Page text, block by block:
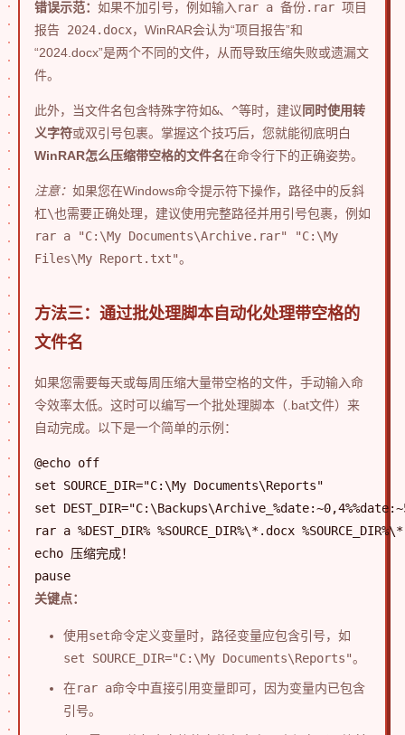
错误示范： 如果不加引号，例如输入 rar a 备份.rar 项目
报告 2024.docx，WinRAR会认为“项目报告”和
“2024.docx”是两个不同的文件，从而导致压缩失败或遗漏文
件。
此外，当文件名包含特殊字符如&、 ^等时，建议同时使用转
义字符或双引号包裹。掌握这个技巧后，您就能彻底明白
WinRAR怎么压缩带空格的文件名在命令行下的正确姿势。
注意： 如果您在Windows命令提示符下操作，路径中的反斜
杠\也需要正确处理，建议使用完整路径并用引号包裹，例如
rar a "C:\My Documents\Archive.rar" "C:\My
Files\My Report.txt"。
方法三：通过批处理脚本自动化处理带空格的
文件名
如果您需要每天或每周压缩大量带空格的文件，手动输入命
令效率太低。这时可以编写一个批处理脚本（.bat文件）来
自动完成。以下是一个简单的示例：
@echo off
set SOURCE_DIR="C:\My Documents\Reports"
set
rar a %DEST_DIR% %SOURCE_DIR%\*.docx
echo 压缩完成！
pause
关键点：
使用set命令定义变量时，路径变量应包含引号，如
set SOURCE_DIR="C:\My Documents\Reports"。
在rar a命令中直接引用变量即可，因为变量内已包含
引号。